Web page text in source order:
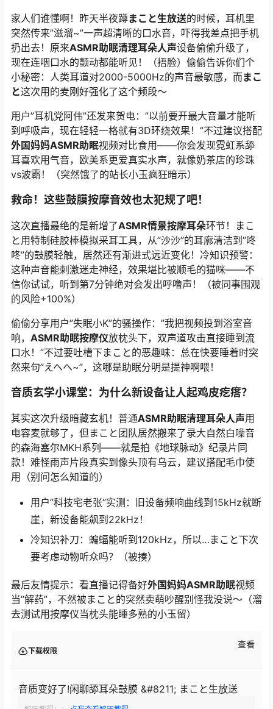
家人们谁懂啊！昨天半夜蹲まこと生放送的时候，耳机里
突然传来”滋溜~”一声超清晰的口水音，吓得我差点把手机
扔出去！原来ASMR助眠清理耳朵人声设备偷偷升级了，
现在连咽口水的颤动都能听见！（捂脸）偷偷告诉你们个
小秘密：人类耳道对2000-5000Hz的声音最敏感，而まこ
と这次用的麦刚好强化了这个频段～
用户”耳机党阿伟”还发来贺电：”以前要开最大音量才能听
到呼吸声，现在轻轻一格就有3D环绕效果！”不过建议搭配
外国妈妈ASMR助眠视频对比食用——你会发现霓虹系舔
耳喜欢用气音，欧美系更爱真实水声，就像奶茶店的珍珠
vs波霸！（突然饿了的站长小玉疯狂暗示）
救命！这些鼓膜按摩音效也太犯规了吧！
这次直播最绝的是新增了ASMR情景按摩耳朵环节！
まこ
と用特制硅胶棒模拟采耳工具，从”沙沙”的耳廓清洁到”咚
咚”的鼓膜轻触，居然还有渐进式远近变化！冷知识预警：
这种声音能刺激迷走神经，效果堪比被顺毛的猫咪——不
信你试试，听到第7分钟绝对会发出呼噜声！（被同事围观
的风险+100%）
偷偷分享用户”失眠小K”的骚操作：”我把视频投到浴室音
响， ASMR助眠按摩仪放枕头下，双声道攻击直接睡到流
口水！”不过要吐槽下まこと的恶趣味：总在快要睡着时突
然来句”えへへ~”，这哪是助眠分明是提神啊喂！
音质玄学小课堂：为什么新设备让人起鸡皮疙瘩？
其实这次升级暗藏玄机！普通ASMR助眠清理耳朵人声用
电容麦就够了，但 まこと 团队居然搬来了录大自然白噪音
的森海塞尔MKH系列——就是拍《地球脉动》纪录片同
款！难怪雨声片段真实到像头顶有乌云，建议搭配毛巾使
用（别问怎么知道的）
用户”科技宅老张”实测：旧设备频响曲线到15kHz就断
崖，新设备能飙到22kHz！
冷知识补刀：蝙蝠能听到120kHz，所以…まこと下次
要考虑动物听众吗？（被揍）
最后友情提示：看直播记得备好外国妈妈ASMR助眠视频
当”解药”，不然被まこと的突然卖萌吵醒别怪我没说～（溜
去测试用按摩仪当枕头能睡多熟的小玉留）
下载权限
查看
音质变好了!闲聊舔耳朵鼓膜 &#8211; まこと生放送